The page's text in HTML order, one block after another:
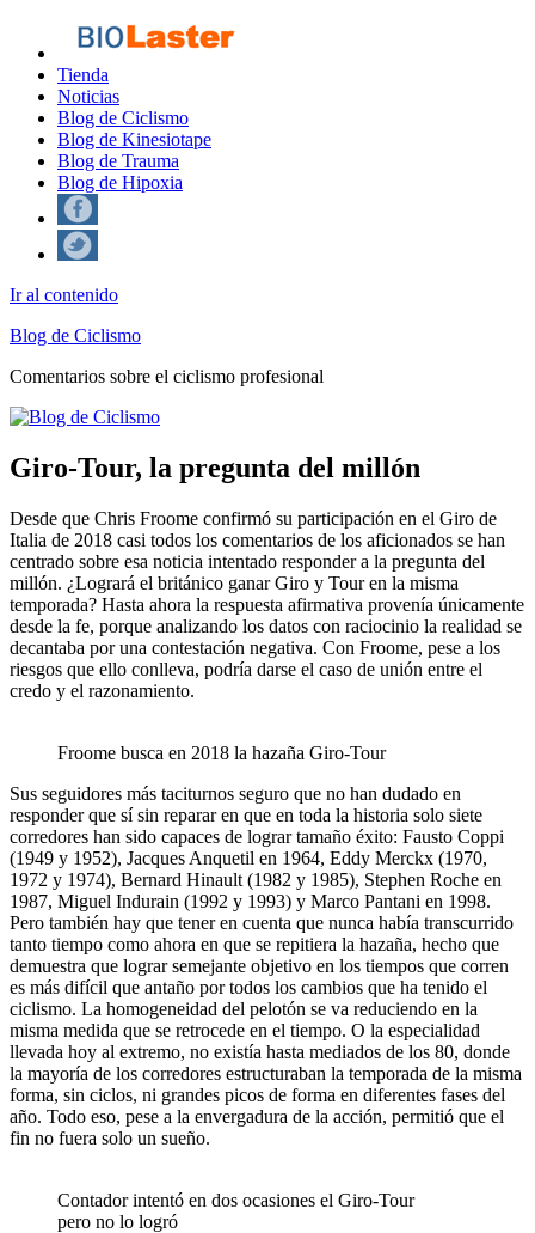
Tienda
Noticias
Blog de Ciclismo
Blog de Kinesiotape
Blog de Trauma
Blog de Hipoxia
Ir al contenido
Blog de Ciclismo
Comentarios sobre el ciclismo profesional
Giro-Tour, la pregunta del millón
Desde que Chris Froome confirmó su participación en el Giro de
Italia de 2018 casi todos los comentarios de los aficionados se han
centrado sobre esa noticia intentado responder a la pregunta del
millón. ¿Logrará el británico ganar Giro y Tour en la misma
temporada? Hasta ahora la respuesta afirmativa provenía únicamente
desde la fe, porque analizando los datos con raciocinio la realidad se
decantaba por una contestación negativa. Con Froome, pese a los
riesgos que ello conlleva, podría darse el caso de unión entre el
credo y el razonamiento.
Froome busca en 2018 la hazaña Giro-Tour
Sus seguidores más taciturnos seguro que no han dudado en
responder que sí sin reparar en que en toda la historia solo siete
corredores han sido capaces de lograr tamaño éxito: Fausto Coppi
(1949 y 1952), Jacques Anquetil en 1964, Eddy Merckx (1970,
1972 y 1974), Bernard Hinault (1982 y 1985), Stephen Roche en
1987, Miguel Indurain (1992 y 1993) y Marco Pantani en 1998.
Pero también hay que tener en cuenta que nunca había transcurrido
tanto tiempo como ahora en que se repitiera la hazaña, hecho que
demuestra que lograr semejante objetivo en los tiempos que corren
es más difícil que antaño por todos los cambios que ha tenido el
ciclismo. La homogeneidad del pelotón se va reduciendo en la
misma medida que se retrocede en el tiempo. O la especialidad
llevada hoy al extremo, no existía hasta mediados de los 80, donde
la mayoría de los corredores estructuraban la temporada de la misma
forma, sin ciclos, ni grandes picos de forma en diferentes fases del
año. Todo eso, pese a la envergadura de la acción, permitió que el
fin no fuera solo un sueño.
Contador intentó en dos ocasiones el Giro-Tour
pero no lo logró